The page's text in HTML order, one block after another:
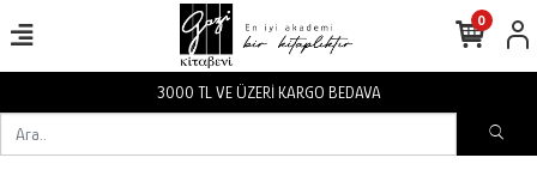
3000 TL VE ÜZERİ KARGO BEDAVA
0